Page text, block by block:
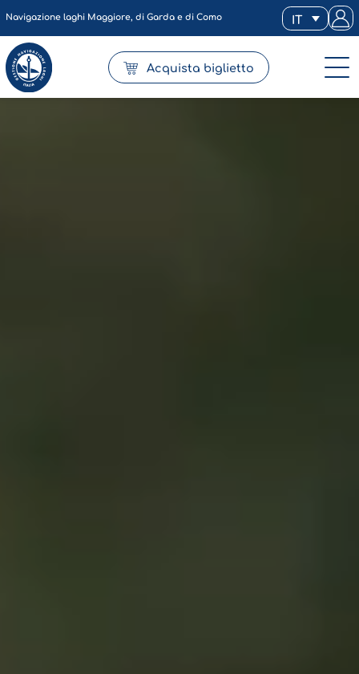
Navigazione laghi Maggiore, di Garda e di Como IT
Acquista biglietto